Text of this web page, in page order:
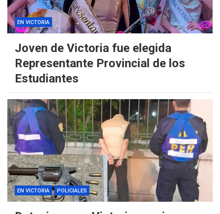
EN VICTORIA
Joven de Victoria fue elegida
Representante Provincial de los
Estudiantes
EN VICTORIA POLICIALES